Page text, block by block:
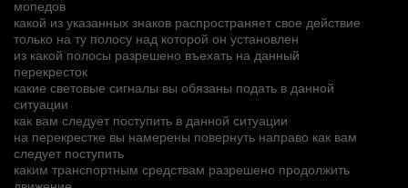
мопедов
какой из указанных знаков распространяет свое действие
только на ту полосу над которой он установлен
из какой полосы разрешено въехать на данный
перекресток
какие световые сигналы вы обязаны подать в данной
ситуации
как вам следует поступить в данной ситуации
на перекрестке вы намерены повернуть направо как вам
следует поступить
каким транспортным средствам разрешено продолжить